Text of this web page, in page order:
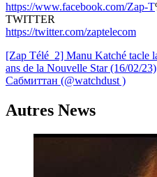
https://www.facebook.com/Zap-T
TWITTER
https://twitter.com/zaptelecom
Navigation
de
[Zap Télé_2] Manu Katché tacle
ans de la Nouvelle Star (16/02/23)
Сабмиттан (@watchdust )
Autres News